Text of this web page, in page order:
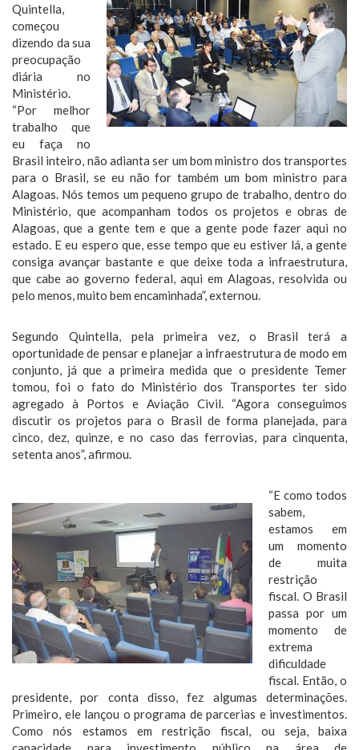
Quintella,
começou
dizendo da sua
preocupação
diária no
Ministério.
“Por melhor
trabalho que
eu faça no
Brasil inteiro, não adianta ser um bom ministro dos transportes
para o Brasil, se eu não for também um bom ministro para
Alagoas. Nós temos um pequeno grupo de trabalho, dentro do
Ministério, que acompanham todos os projetos e obras de
Alagoas, que a gente tem e que a gente pode fazer aqui no
estado. E eu espero que, esse tempo que eu estiver lá, a gente
consiga avançar bastante e que deixe toda a infraestrutura,
que cabe ao governo federal, aqui em Alagoas, resolvida ou
pelo menos, muito bem encaminhada”, externou.
Segundo Quintella, pela primeira vez, o Brasil terá a
oportunidade de pensar e planejar a infraestrutura de modo em
conjunto, já que a primeira medida que o presidente Temer
tomou, foi o fato do Ministério dos Transportes ter sido
agregado à Portos e Aviação Civil. “Agora conseguimos
discutir os projetos para o Brasil de forma planejada, para
cinco, dez, quinze, e no caso das ferrovias, para cinquenta,
setenta anos”, afirmou.
“E como todos
sabem,
estamos em
um momento
de muita
restrição
fiscal. O Brasil
passa por um
momento de
extrema
dificuldade
fiscal. Então, o
presidente, por conta disso, fez algumas determinações.
Primeiro, ele lançou o programa de parcerias e investimentos.
Como nós estamos em restrição fiscal, ou seja, baixa